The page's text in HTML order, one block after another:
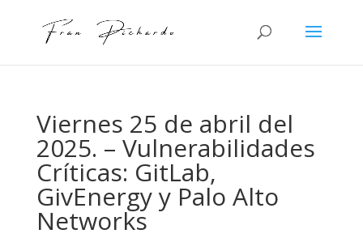
Viernes 25 de abril del
2025. – Vulnerabilidades
Críticas: GitLab,
GivEnergy y Palo Alto
Networks